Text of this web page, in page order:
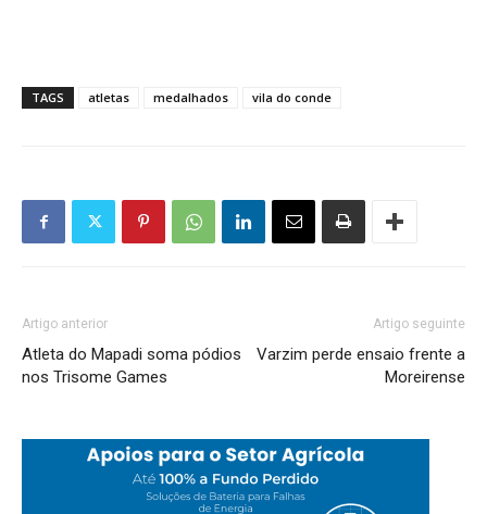
TAGS atletas medalhados vila do conde
Artigo anterior
Atleta do Mapadi soma pódios
nos Trisome Games
Artigo seguinte
Varzim perde ensaio frente a
Moreirense